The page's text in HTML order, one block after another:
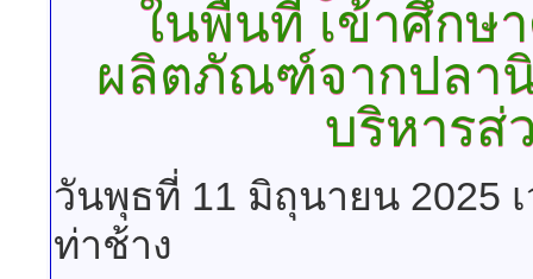
ในพื้นที่ เข้าศึกษ
ผลิตภัณฑ์จากปลานิ
บริหารส่
วันพุธที่ 11 มิถุนายน 2025
ท่าช้าง